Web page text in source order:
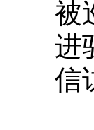
被巡
进驻
信访